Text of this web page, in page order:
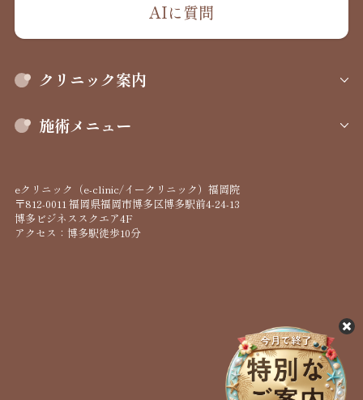
AIに質問
クリニック案内
施術メニュー
eクリニック（e-clinic/イークリニック）福岡院
〒812-0011 福岡県福岡市博多区博多駅前4-24-13
博多ビジネススクエア4F
アクセス：博多駅徒歩10分